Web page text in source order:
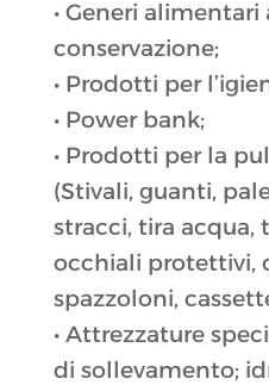
• Generi alimentari
conservazione;
• Prodotti per
• Power bank;
• Prodotti per la
(Stivali, guanti,
stracci, tira acqua,
occhiali protettivi,
spazzoloni,
• Attrezzature
di sollevamento;